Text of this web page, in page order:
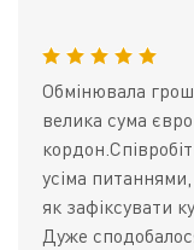
Обмінювала
велика сума
усіма
як зафіксувати
Дуже